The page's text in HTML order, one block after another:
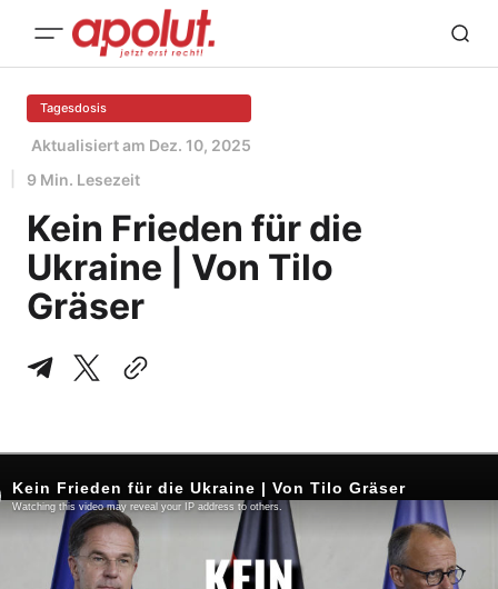
Tagesdosis
Aktualisiert am Dez. 10, 2025
9 Min. Lesezeit
Kein Frieden für die
Ukraine | Von Tilo
Gräser